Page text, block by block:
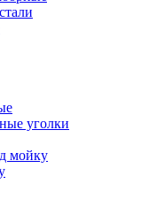
уголки
мойку